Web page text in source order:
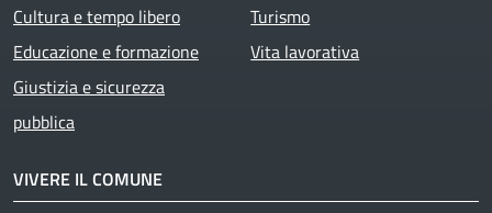
Cultura e tempo libero
Educazione e formazione
Giustizia e sicurezza
pubblica
Turismo
Vita lavorativa
VIVERE IL COMUNE